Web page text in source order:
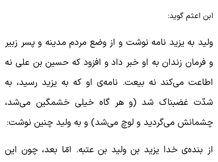
اعثم گوید:
به یزید نامه نوشت و از وضع مردم مدینه و پسر زبیر
فرمان زندان به او خبر داد و افزود که حسین بن علی نه
می‌کند نه بیعت. نامه‌ی او که به یزید رسید، به
غضبناک شد (و هر گاه خیلی خشمگین می‌شد،
می‌گردید و لوچمی‌شد) و به ولید چنین نوشت:
بنده‌ی خدا یزید بن ولید بن عتبه. امّا بعد، چون این